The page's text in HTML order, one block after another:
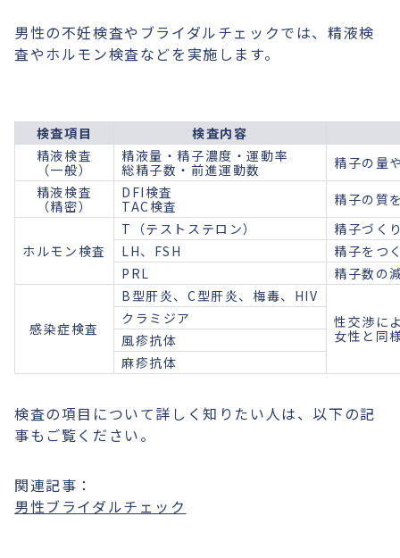
男性の不妊検査やブライダルチェックでは、精液検
査やホルモン検査などを実施します。
検査項目
検査内容
精液検査
（一般）
精液量・精子濃度・運動率
総精子数・前進運動数
精子の量
精液検査
（精密）
DFI検査
TAC検査
精子の質
ホルモン検査
T（テストステロン）
精子づく
LH、FSH
精子をつ
PRL
精子数の
感染症検査
B型肝炎、C型肝炎、梅毒、HIV
性交渉に
女性と同
クラミジア
風疹抗体
麻疹抗体
検査の項目について詳しく知りたい人は、以下の記
事もご覧ください。
関連記事：
男性ブライダルチェック